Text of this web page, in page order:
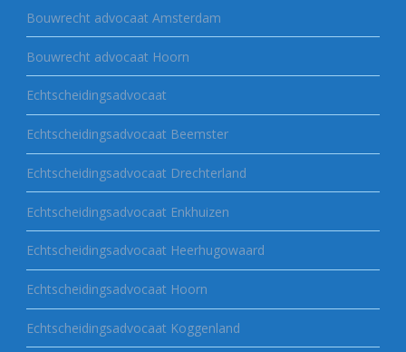
Bouwrecht advocaat Amsterdam
Bouwrecht advocaat Hoorn
Echtscheidingsadvocaat
Echtscheidingsadvocaat Beemster
Echtscheidingsadvocaat Drechterland
Echtscheidingsadvocaat Enkhuizen
Echtscheidingsadvocaat Heerhugowaard
Echtscheidingsadvocaat Hoorn
Echtscheidingsadvocaat Koggenland